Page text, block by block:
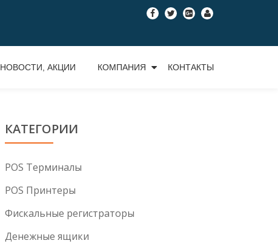
fa- fa- fa-
plus-
square
fa-
НОВОСТИ, АКЦИИ КОМПАНИЯ КОНТАКТЫ
КАТЕГОРИИ
POS Tерминалы
POS Принтеры
Фискальные регистраторы
Денежные ящики